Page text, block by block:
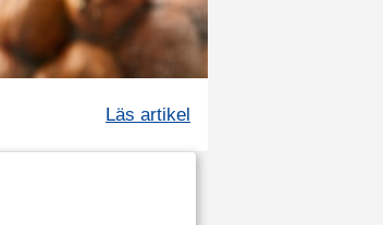
Läs artikel